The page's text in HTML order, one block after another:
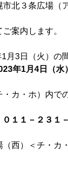
北３条広場（
案内します。
3日（火）の
年1月4日（水
カ・ホ）内
１１－２３１
西）＜チ・カ